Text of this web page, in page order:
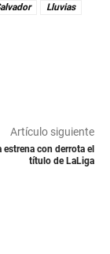
Lluvias
Artículo siguiente
estrena con derrota el
título de LaLiga